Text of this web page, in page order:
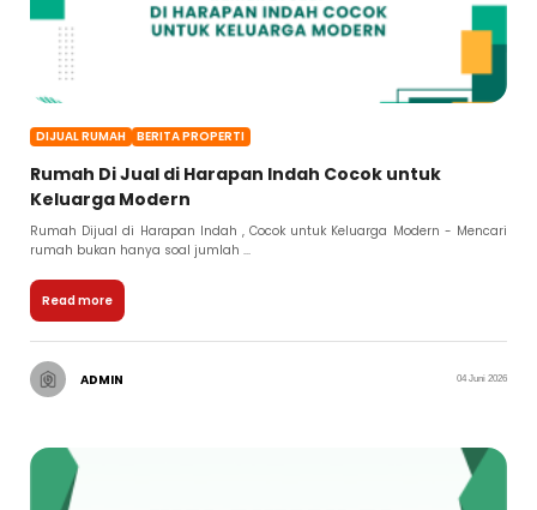
DIJUAL RUMAH BERITA PROPERTI
Rumah Di Jual di Harapan Indah Cocok untuk
Keluarga Modern
Rumah Dijual di Harapan Indah , Cocok untuk Keluarga Modern - Mencari
rumah bukan hanya soal jumlah ...
Read more
ADMIN 04 Juni 2026